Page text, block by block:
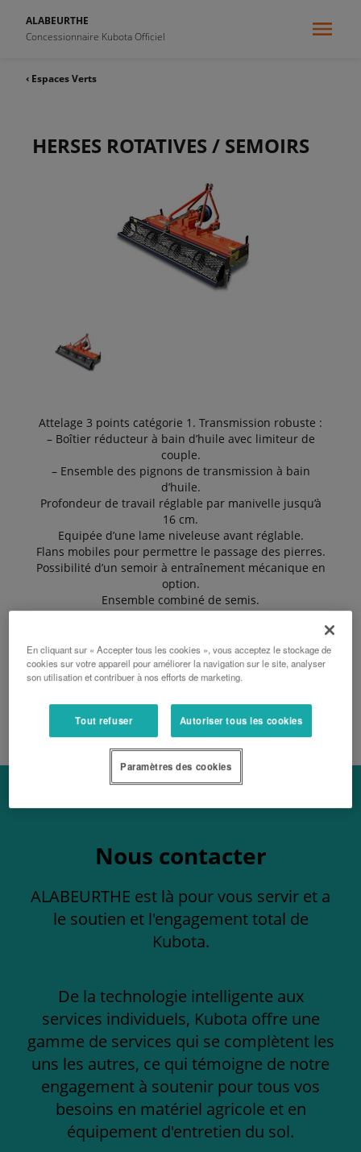
ALABEURTHE
Concessionnaire Kubota Officiel
‹ Espaces Verts
HERSES ROTATIVES / SEMOIRS
Attelage 3 points catégorie 1. Transmission robuste :
– Boîtier réducteur à bain d’huile avec limiteur de
couple.
– Ensemble des pignons de transmission à bain
d’huile.
Profondeur de travail réglable par manivelle jusqu’à
16 cm.
Equipée d’une lame niveleuse avant réglable.
Flans mobiles pour permettre le passage des pierres.
Possibilité d’un semoir à entraînement mécanique en
option.
Ensemble combiné de semis.
DEMANDER UN DEVIS
Nous contacter
ALABEURTHE est là pour vous servir et a
le soutien et l'engagement total de
Kubota.
De la technologie intelligente aux
services individuels, Kubota offre une
gamme de services qui se complètent les
uns les autres, ce qui témoigne de notre
engagement à soutenir pour tous vos
besoins en matériel agricole et en
équipement d'entretien du sol.
En cliquant sur « Accepter tous les cookies », vous acceptez le stockage de
cookies sur votre appareil pour améliorer la navigation sur le site, analyser
son utilisation et contribuer à nos efforts de marketing.
Tout refuser Autoriser tous les cookies
Paramètres des cookies